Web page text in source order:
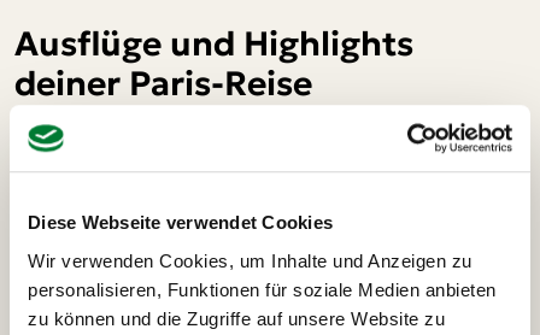
Diese Webseite verwendet Cookies
Wir verwenden Cookies, um Inhalte und Anzeigen zu
personalisieren, Funktionen für soziale Medien anbieten
zu können und die Zugriffe auf unsere Website zu
Ausflüge und Highlights
deiner Paris-Reise
Stadtrundfahrt Paris 22 €